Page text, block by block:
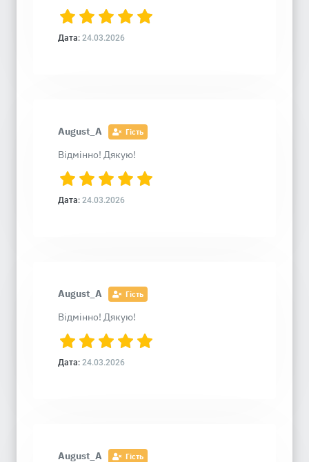
Дата: 24.03.2026
August_A Гість
Відмінно! Дякую!
Дата: 24.03.2026
August_A Гість
Відмінно! Дякую!
Дата: 24.03.2026
August_A Гість